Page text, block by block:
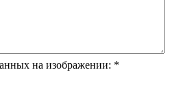
на изображении: *